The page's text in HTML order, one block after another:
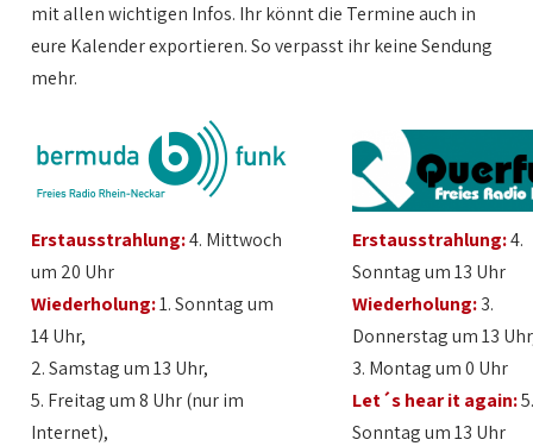
mit allen wichtigen Infos. Ihr könnt die Termine auch in
eure Kalender exportieren. So verpasst ihr keine Sendung
mehr.
Erstausstrahlung:4. Mittwoch
um 20 Uhr
Wiederholung:1. Sonntag um
14 Uhr,
2. Samstag um 13 Uhr,
5. Freitag um 8 Uhr (nur im
Internet),
Erstausstrahlung:4.
Sonntag um 13 Uhr
Wiederholung:3.
Donnerstag um 13
3. Montag um 0 Uhr
Let´s hear it again:
Sonntag um 13 Uhr
1:00
2:00
3:00